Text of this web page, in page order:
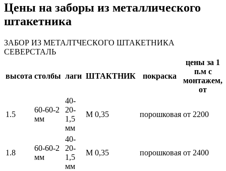
Цены на заборы из металлического
штакетника
ЗАБОР ИЗ МЕТАЛТЧЕСКОГО ШТАКЕТНИКА
СЕВЕРСТАЛЬ
высота столбы лаги ШТАКТНИК покраска
цены за 1
п.м с
монтажем,
от
1.5
60-60-2
мм
40-
20-
1,5
мм
М 0,35 порошковая от 2200
1.8
60-60-2
мм
40-
20-
1,5
мм
М 0,35 порошковая от 2400